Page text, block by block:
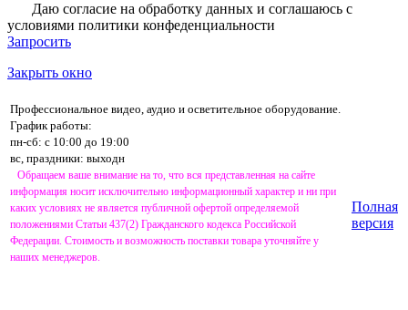
Даю согласие на обработку данных и соглашаюсь с
условиями политики конфеденциальности
Запросить
Закрыть окно
Профессиональное видео, аудио и осветительное оборудование.
График работы:
пн-сб: с 10:00 до 19:00
вс, праздники: выходн
Обращаем ваше внимание на то, что вся представленная на сайте
информация носит исключительно информационный характер и ни при
каких условиях не является публичной офертой определяемой
положениями Статьи 437(2) Гражданского кодекса Российской
Федерации. Стоимость и возможность поставки товара уточняйте у
наших менеджеров.
Полная
версия